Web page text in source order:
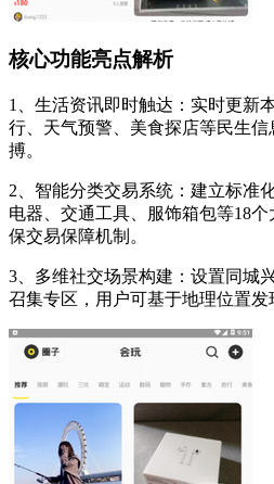
核心功能亮点解析
1、生活资讯即时触达：实时更新
行、天气预警、美食探店等民生
搏。
2、智能分类交易系统：建立标准
电器、交通工具、服饰箱包等18
保交易保障机制。
3、多维社交场景构建：设置同城
召集专区，用户可基于地理位置发